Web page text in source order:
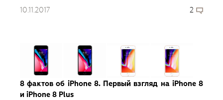
10.11.2017
2
8 фактов об iPhone 8. Первый взгляд на iPhone 8
и iPhone 8 Plus